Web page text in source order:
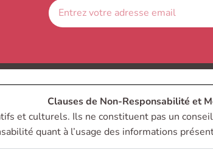
Clauses de Non-Responsabilité et
et culturels. Ils ne constituent pas un
quant à l’usage des informations